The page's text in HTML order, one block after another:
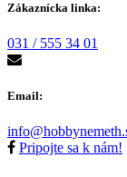
Zákaznícka linka:
031 / 555 34 01
Email:
Pripojte sa k nám!